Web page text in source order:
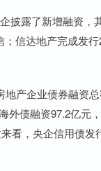
披露了新增融资
；信达地产完成发
产企业债券融资
外债融资97.2亿元
看，央企信用债发